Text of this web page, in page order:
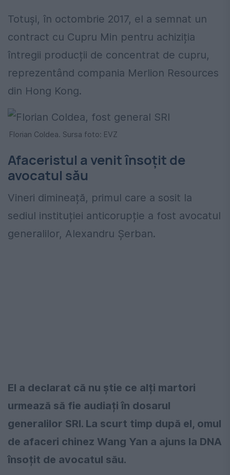
Totuși, în octombrie 2017, el a semnat un
contract cu Cupru Min pentru achiziția
întregii producții de concentrat de cupru,
reprezentând compania Merlion Resources
din Hong Kong.
Florian Coldea. Sursa foto: EVZ
Afaceristul a venit însoțit de
avocatul său
Vineri dimineață, primul care a sosit la
sediul instituției anticorupție a fost avocatul
generalilor, Alexandru Șerban.
El a declarat că nu știe ce alți martori
urmează să fie audiați în dosarul
generalilor SRI. La scurt timp după el, omul
de afaceri chinez Wang Yan a ajuns la DNA
însoțit de avocatul său.